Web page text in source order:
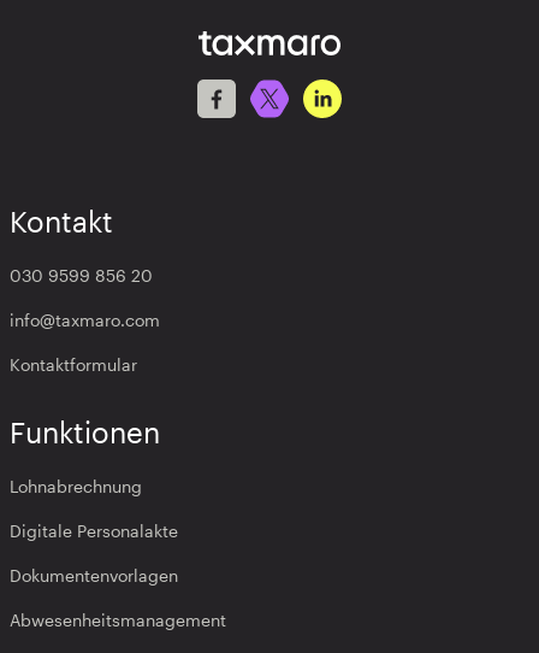
Kontakt
030 9599 856 20
info@taxmaro.com
Kontaktformular
Funktionen
Lohnabrechnung
Digitale Personalakte
Dokumentenvorlagen
Abwesenheitsmanagement